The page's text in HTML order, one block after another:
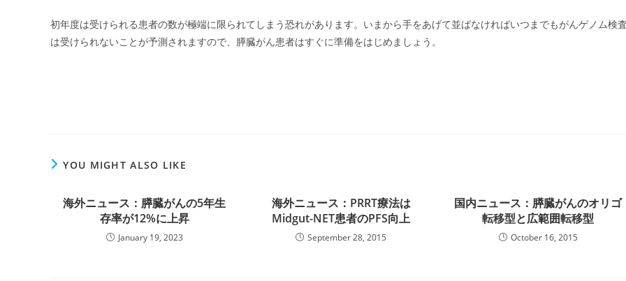
初年度は受けられる患者の数が極端に限られてしまう恐れがあります。いまから手をあげて並ばなければいつまでもがんゲノム検査
は受けられないことが予測されますので、膵臓がん患者はすぐに準備をはじめましょう。
YOU MIGHT ALSO LIKE
海外ニュース：膵臓がんの5年生
存率が12%に上昇
January 19, 2023
海外ニュース：PRRT療法は
Midgut-NET患者のPFS向上
September 28, 2015
国内ニュース：膵臓がんのオリゴ
転移型と広範囲転移型
October 16, 2015